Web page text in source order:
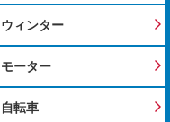
ウィンター
モーター
自転車